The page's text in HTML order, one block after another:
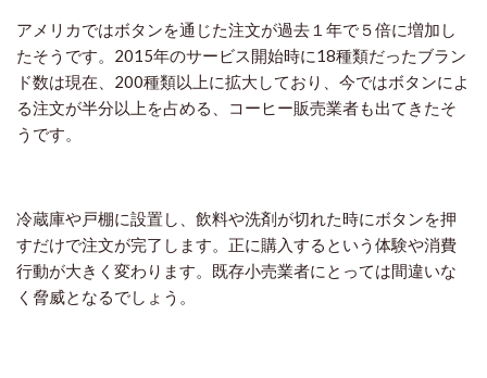
アメリカではボタンを通じた注文が過去１年で５倍に増加し
たそうです。2015年のサービス開始時に18種類だったブラン
ド数は現在、200種類以上に拡大しており、今ではボタンによ
る注文が半分以上を占める、コーヒー販売業者も出てきたそ
うです。
冷蔵庫や戸棚に設置し、飲料や洗剤が切れた時にボタンを押
すだけで注文が完了します。正に購入するという体験や消費
行動が大きく変わります。既存小売業者にとっては間違いな
く脅威となるでしょう。